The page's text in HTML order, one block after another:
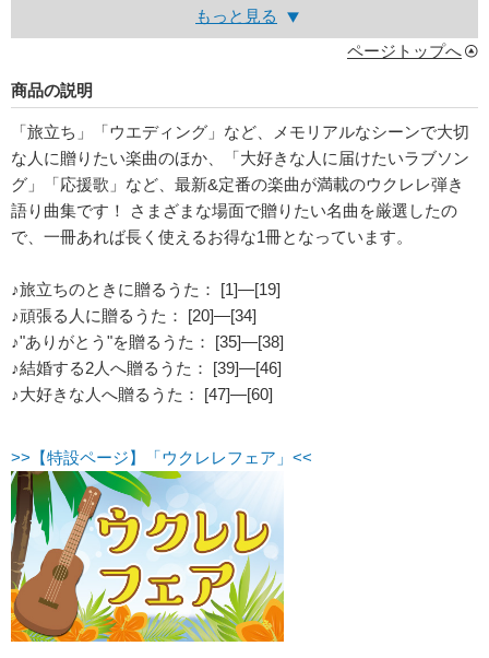
もっと見る
ページトップへ
商品の説明
「旅立ち」「ウエディング」など、メモリアルなシーンで大切
な人に贈りたい楽曲のほか、「大好きな人に届けたいラブソン
グ」「応援歌」など、最新&定番の楽曲が満載のウクレレ弾き
語り曲集です！ さまざまな場面で贈りたい名曲を厳選したの
で、一冊あれば長く使えるお得な1冊となっています。
♪旅立ちのときに贈るうた： [1]―[19]
♪頑張る人に贈るうた： [20]―[34]
♪"ありがとう"を贈るうた： [35]―[38]
♪結婚する2人へ贈るうた： [39]―[46]
♪大好きな人へ贈るうた： [47]―[60]
>>【特設ページ】「ウクレレフェア」<<